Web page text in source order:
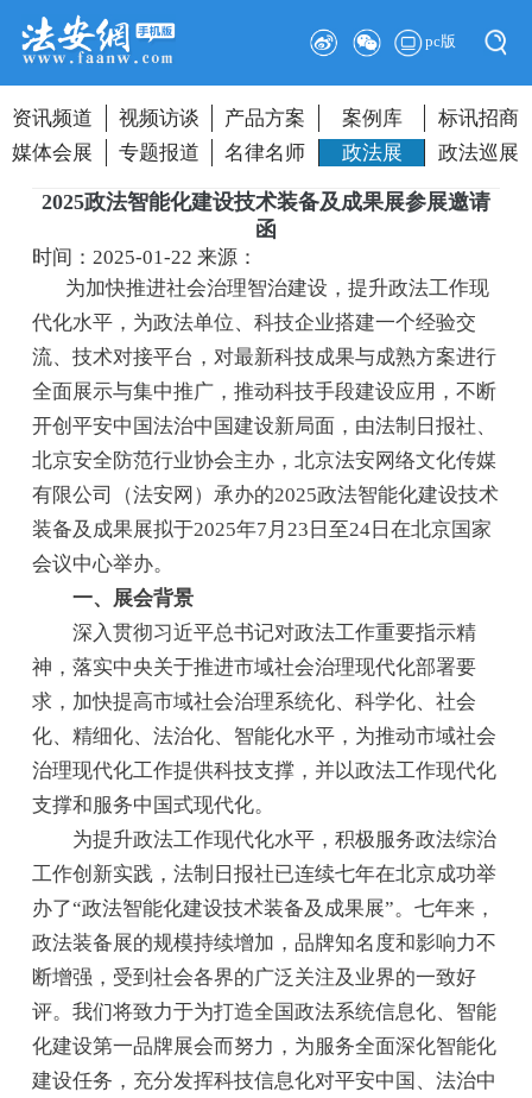
pc版
资讯频道 视频访谈 产品方案 案例库
标讯招商
媒体会展
专题报道 名律名师 政法展 政法巡展
2025政法智能化建设技术装备及成果展参展邀请
函
时间：2025-01-22来源：
为加快推进社会治理智治建设，提升政法工作现
代化水平，为政法单位、科技企业搭建一个经验交
流、技术对接平台，对最新科技成果与成熟方案进行
全面展示与集中推广，推动科技手段建设应用，不断
开创平安中国法治中国建设新局面，由法制日报社、
北京安全防范行业协会主办，北京法安网络文化传媒
有限公司（法安网）承办的2025政法智能化建设技术
装备及成果展拟于2025年7月23日至24日在北京国家
会议中心举办。
一、展会背景
深入贯彻习近平总书记对政法工作重要指示精
神，落实中央关于推进市域社会治理现代化部署要
求，加快提高市域社会治理系统化、科学化、社会
化、精细化、法治化、智能化水平，为推动市域社会
治理现代化工作提供科技支撑，并以政法工作现代化
支撑和服务中国式现代化。
为提升政法工作现代化水平，积极服务政法综治
工作创新实践，法制日报社已连续七年在北京成功举
办了“政法智能化建设技术装备及成果展”。七年来，
政法装备展的规模持续增加，品牌知名度和影响力不
断增强，受到社会各界的广泛关注及业界的一致好
评。我们将致力于为打造全国政法系统信息化、智能
化建设第一品牌展会而努力，为服务全面深化智能化
建设任务，充分发挥科技信息化对平安中国、法治中